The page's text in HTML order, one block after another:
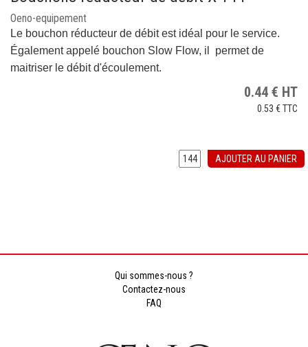
Oeno-equipement
Le bouchon réducteur de débit est idéal pour le service.
Également appelé bouchon Slow Flow, il permet de
maitriser le débit d'écoulement.
0.44 € HT
0.53 €TTC
AJOUTER AU PANIER
Qui sommes-nous ?
Contactez-nous
FAQ